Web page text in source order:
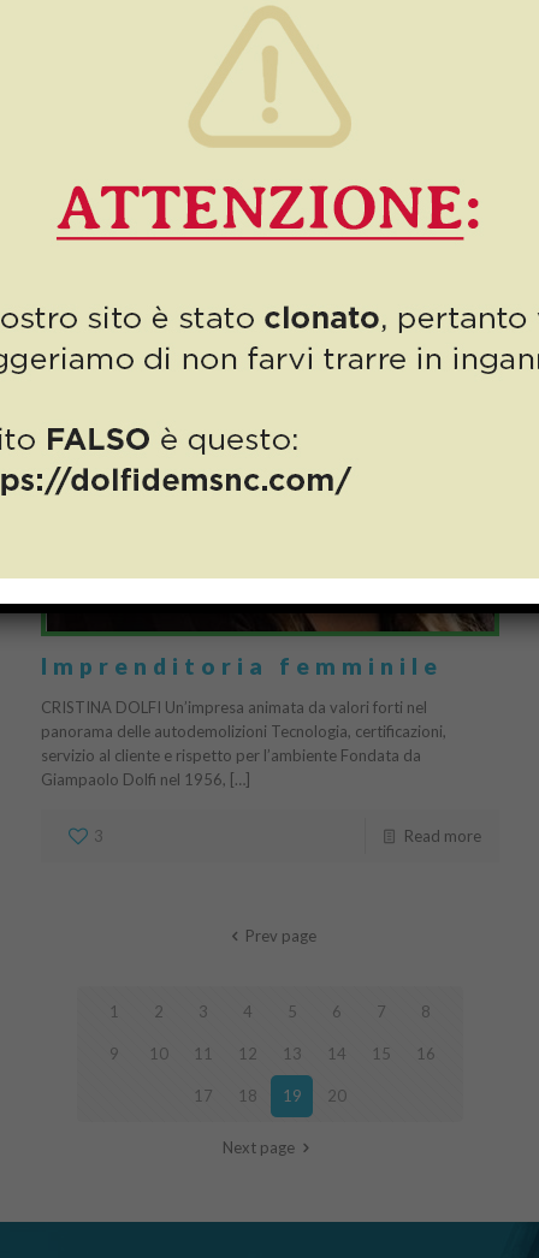
femminile Real Aglianese sino al termine dell’annata agonistica
Imprenditoria femminile
CRISTINA DOLFI Un’impresa animata da valori forti nel
panorama delle autodemolizioni Tecnologia, certificazioni,
servizio al cliente e rispetto per l’ambiente Fondata da
Giampaolo Dolfi nel 1956, […]
3 Read more
Prev page
1 2 3 4 5 6 7 8
9 10 11 12 13 14 15 16
17 18 19 20
Next page